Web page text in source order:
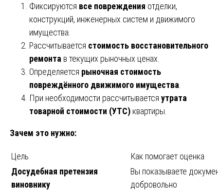
Фиксируются все повреждения отделки,
конструкций, инженерных систем и движимого
имущества.
Рассчитывается стоимость восстановительного
ремонта в текущих рыночных ценах.
Определяется рыночная стоимость
повреждённого движимого имущества
При необходимости рассчитывается утрата
товарной стоимости (УТС) квартиры.
Зачем это нужно:
Цель
Как помогает оценка
Досудебная претензия
виновнику
Вы показываете
добровольно